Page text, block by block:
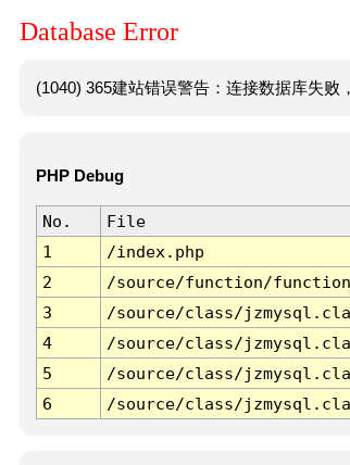
Database Error
(1040) 365建站错误警告：连接数据库失败
PHP Debug
No. File
1
/index.php
2
/source/function/
3
/source/class/
4
/source/class/
5
/source/class/
6
/source/class/